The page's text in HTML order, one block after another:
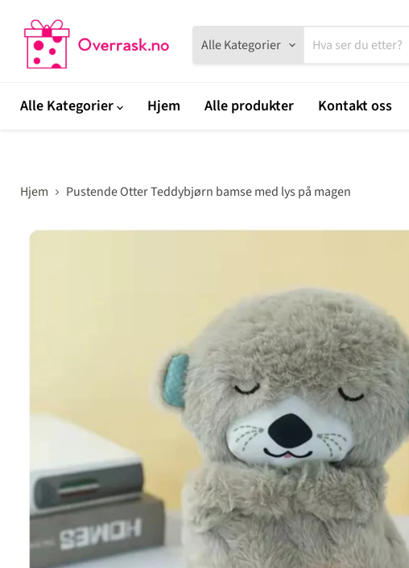
Alle Kategorier
Alle Kategorier Hjem Alle produkter Kontakt oss
Hjem Pustende Otter Teddybjørn bamse med lys på magen